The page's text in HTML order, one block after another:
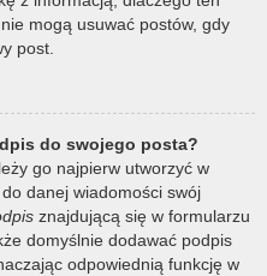
mogą usuwać postów, gdy
post.
do swojego posta?
go najpierw utworzyć w
danej wiadomości swój
znajdującą się w formularzu
domyślnie dodawać podpis
odpowiednią funkcję w